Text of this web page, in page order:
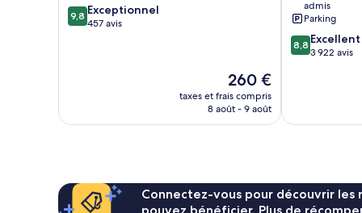
9.8
sur
9,8 Exceptionnel
457 avis
Le
nouveau
prix
260 €
taxes et frais compris
8 août - 9 août
Germain-
des-
Prés
admis
Parking
8.8
sur
8,8 Excellent
3 922 avis
Connectez-vous pour découvrir
pouvez bénéficier. Plus de